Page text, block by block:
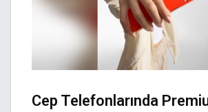
Cep Telefonlarında